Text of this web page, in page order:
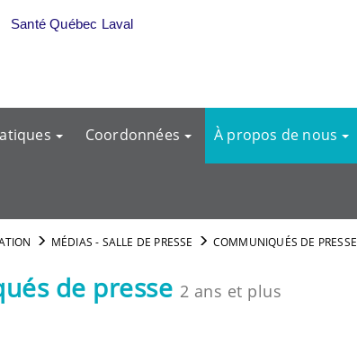
Santé Québec Laval
Coordonnées À propos de nous
MÉDIAS - SALLE DE PRESSE COMMUNIQUÉS DE PRESSE
de presse 2 ans et plus